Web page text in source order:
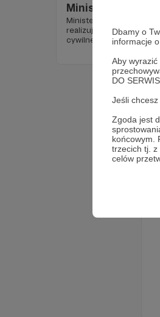
Dbamy o
informacje
Aby
DO
Jeśli
Zgoda jest
końcowym.
trzecich tj. z
celów
Ministerstwo
Ministerstwo
realizuje plan głębokiej
cywilnego. Trzy
nowelizacji Kodeksu
ustaw towarzyszących
reformy, której
obligatoryjna
poprzedzającego lub